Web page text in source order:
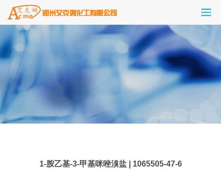
1-胺乙基-3-甲基咪唑溴盐 | 1065505-47-6